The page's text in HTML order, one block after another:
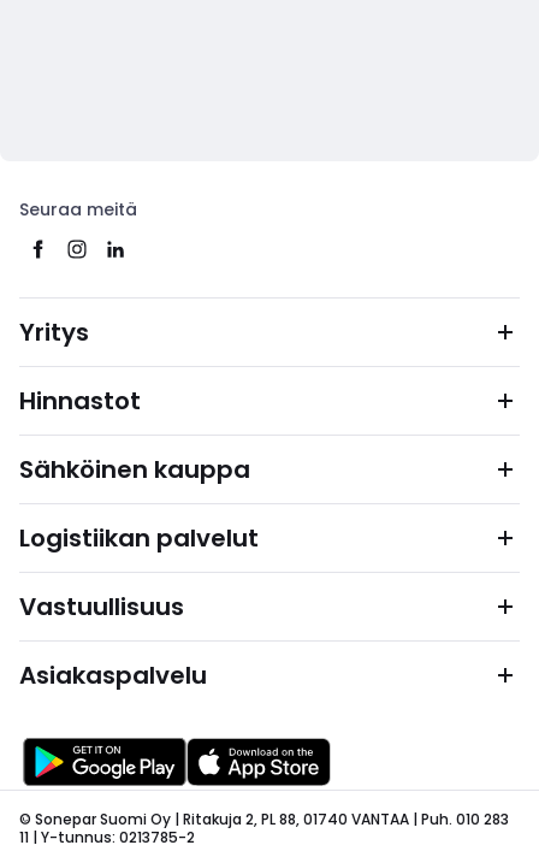
Seuraa meitä
Yritys
Hinnastot
Sähköinen kauppa
Logistiikan palvelut
Vastuullisuus
Asiakaspalvelu
© Sonepar Suomi Oy | Ritakuja 2, PL 88, 01740 VANTAA | Puh. 010 283
11 | Y-tunnus: 0213785-2